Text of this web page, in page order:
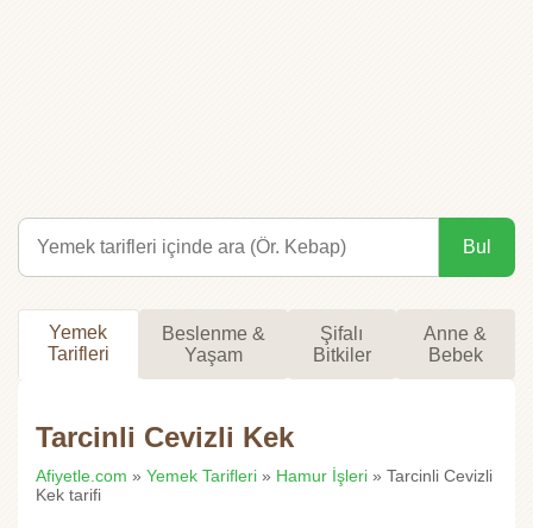
Bul
Yemek
Tarifleri
Beslenme &
Yaşam
Şifalı
Bitkiler
Anne &
Bebek
Tarcinli Cevizli Kek
Afiyetle.com » Yemek Tarifleri » Hamur İşleri » Tarcinli Cevizli
Kek tarifi